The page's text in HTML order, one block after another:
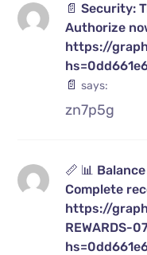
📄 Security:
Authorize
https://
📄says:
zn7p5g
📏 📊
Complete
https://
REWARDS-